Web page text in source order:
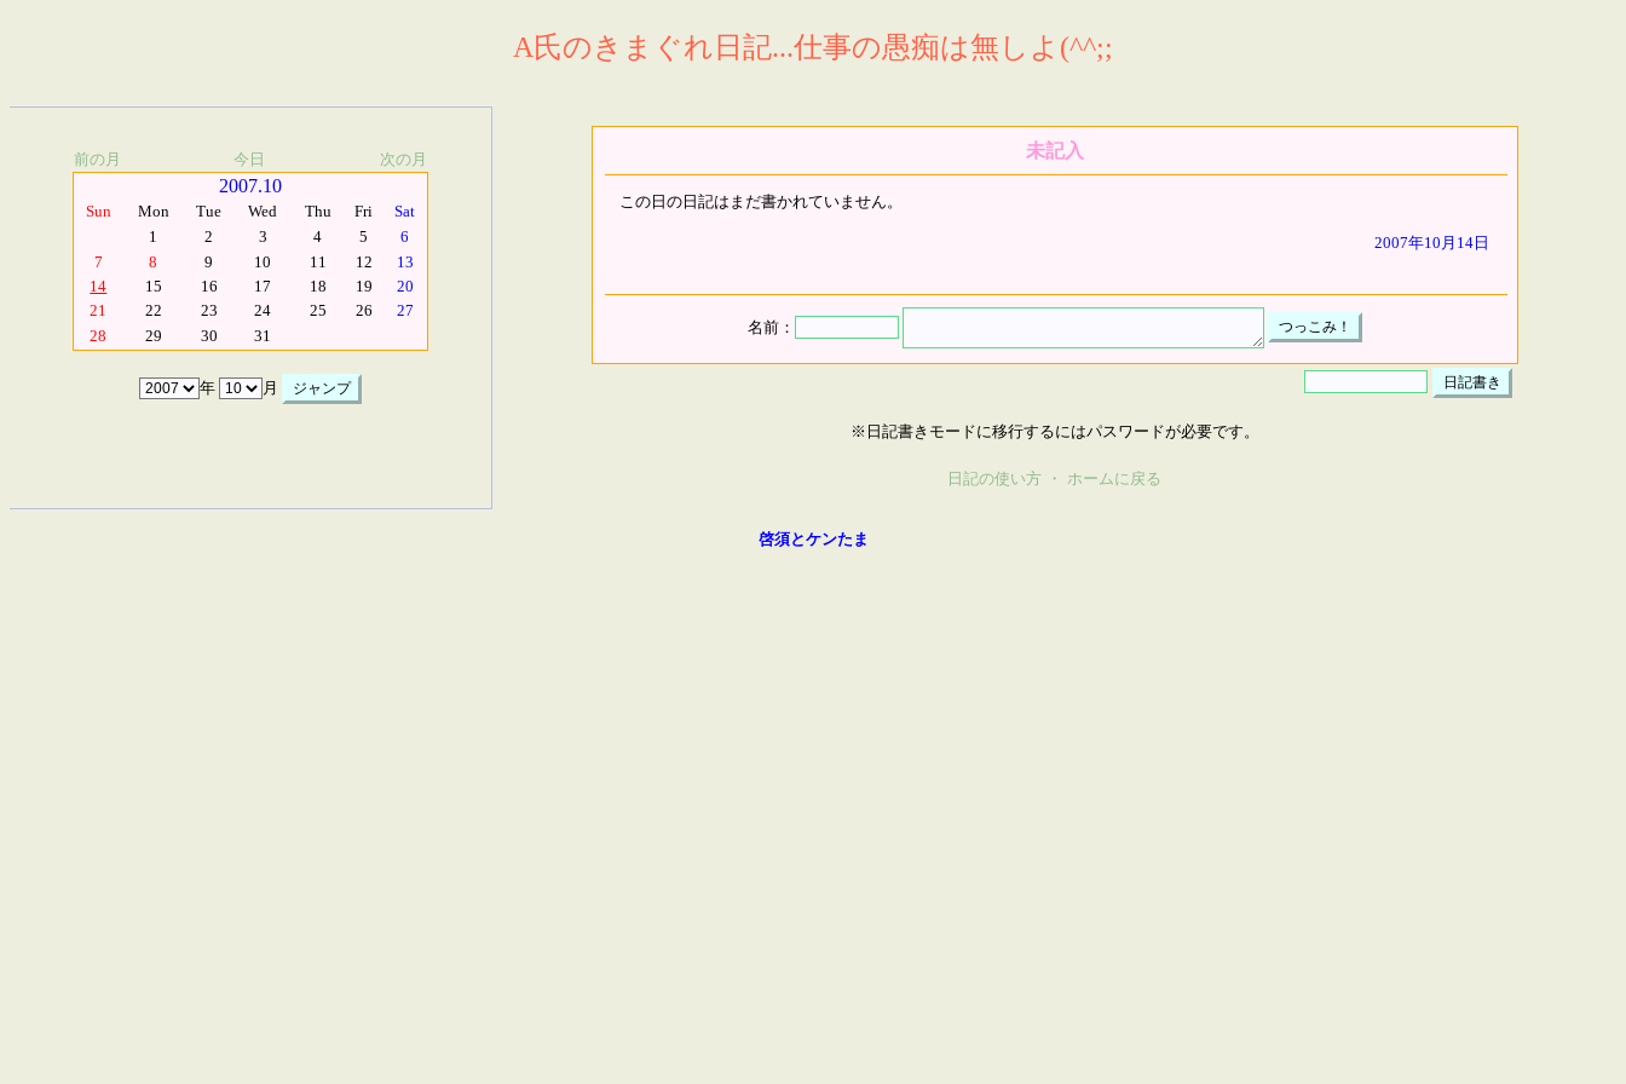
A氏のきまぐれ日記...仕事の愚痴は無しよ(^^;;
前の月 今日 次の月
2007.10
Sun Mon Tue Wed Thu Fri
Sat
1
2 3 4 5
6
7
8 9 10 11 12
13
14
15 16 17 18 19
20
21
22 23 24 25 26
27
28
29 30 31
年 月
未記入
この日の日記はまだ書かれていません。
2007年10月14日
名前：
※日記書きモードに移行するにはパスワードが必要です。
日記の使い方 ・ ホームに戻る
啓須とケンたま